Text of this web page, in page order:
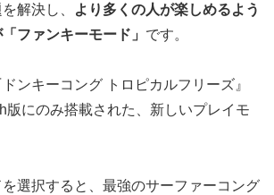
解決し、
より多くの人が楽しめるよう
ファンキーモード」 です。
ンキーコング トロピカルフリーズ』
版にのみ搭載された、新しいプレイモ
選択すると、最強のサーファーコング